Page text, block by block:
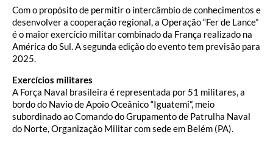
Com o propósito de permitir o intercâmbio de conhecimentos e
desenvolver a cooperação regional, a Operação “Fer de Lance”
é o maior exercício militar combinado da França realizado na
América do Sul. A segunda edição do evento tem previsão para
2025.
Exercícios militares
A Força Naval brasileira é representada por 51 militares, a
bordo do Navio de Apoio Oceânico “Iguatemi”, meio
subordinado ao Comando do Grupamento de Patrulha Naval
do Norte, Organização Militar com sede em Belém (PA).